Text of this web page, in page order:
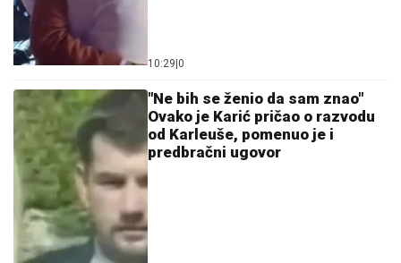
10:29|0
"Ne bih se ženio da sam znao"
Ovako je Karić pričao o razvodu
od Karleuše, pomenuo je i
predbračni ugovor